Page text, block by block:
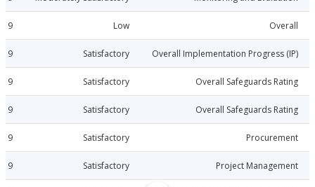
2013-10-19
Overall Implementation
Satisfactory
2013-10-19
Overall Safeguards
Satisfactory
2013-10-19
Overall Safeguards
Satisfactory
2013-10-19
Satisfactory
2013-10-19
Project
Satisfactory
2013-10-19